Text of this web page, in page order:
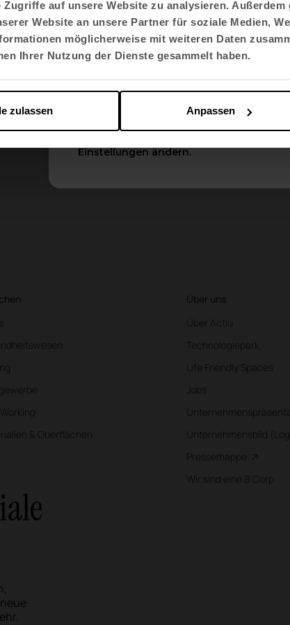
Zugriffe auf unsere Website zu analysieren.
Website an unsere Partner für soziale Medien,
möglicherweise mit weiteren Daten
Ihrer Nutzung der Dienste gesammelt haben.
Anpassen
zulassen
Auswirkungen auf
Instrument für
und die wachsende Nachfrage nach
befriedigen wollen.
Working
& Oberflächen
Über uns
Über Actiu
Technologiepark
Life Friendly Spaces
Jobs
Unternehmensbild
Pressemappe
Wir sind eine B Corp
Sprache auswählen
English US
Apply
Einstellungen ändern.